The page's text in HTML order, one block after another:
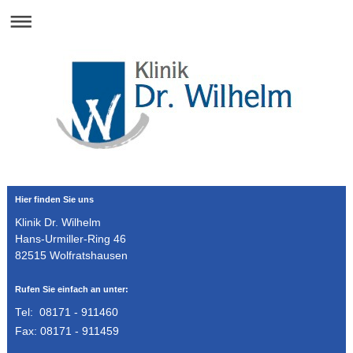
Hier finden Sie uns
Klinik Dr. Wilhelm
Hans-Urmiller-Ring 46
82515 Wolfratshausen
Rufen Sie einfach an unter:
Tel: 08171 - 911460
Fax: 08171 - 911459